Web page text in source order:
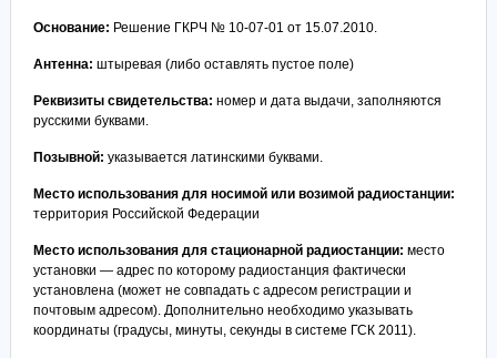
Основание: Решение ГКРЧ № 10-07-01 от 15.07.2010.
Антенна: штыревая (либо оставлять пустое поле)
Реквизиты свидетельства: номер и дата выдачи, заполняются
русскими буквами.
Позывной: указывается латинскими буквами.
Место использования для носимой или возимой радиостанции:
территория Российской Федерации
Место использования для стационарной радиостанции: место
установки — адрес по которому радиостанция фактически
установлена (может не совпадать с адресом регистрации и
почтовым адресом). Дополнительно необходимо указывать
координаты (градусы, минуты, секунды в системе ГСК 2011).